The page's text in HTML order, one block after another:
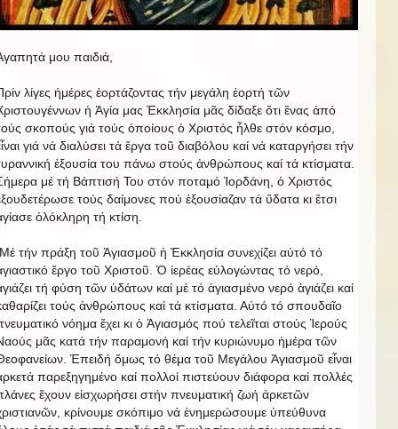
μου παιδιά,
λίγες ἡμέρες ἐορτάζοντας τήν μεγάλη ἑορτή τῶν
ἡ Ἁγία μας Ἐκκλησία μᾶς δίδαξε ὅτι ἕνας ἀπό
σκοπούς γιά τούς ὁποίους ὁ Χριστός ἦλθε στόν κόσμο,
γιά νά διαλύσει τά ἔργα τοῦ διαβόλου καί νά καταργήσει τήν
ἐξουσία του πάνω στούς ἀνθρώπους καί τά κτίσματα.
μέ τή Βάπτισή Του στόν ποταμό Ἰορδάνη, ὁ Χριστός
τούς δαίμονες πού ἐξουσίαζαν τά ὕδατα κι ἔτσι
ὁλόκληρη τή κτίση.
τήν πράξη τοῦ Ἁγιασμοῦ ἡ Ἐκκλησία συνεχίζει αὐτό τό
ἔργο τοῦ Χριστοῦ. Ὁ ἱερέας εὐλογώντας τό νερό,
τή φύση τῶν ὑδάτων καί μέ τό ἁγιασμένο νερό ἁγιάζει καί
τούς ἀνθρώπους καί τά κτίσματα. Αὐτό τό σπουδαῖο
νόημα ἔχει κι ὁ Ἁγιασμός πού τελεῖται στούς Ἱερούς
μᾶς κατά τήν παραμονή καί τήν κυριώνυμο ἡμέρα τῶν
Ἐπειδή ὅμως τό θέμα τοῦ Μεγάλου Ἁγιασμοῦ εἶναι
παρεξηγημένο καί πολλοί πιστεύουν διάφορα καί πολλές
ἔχουν εἰσχωρήσει στήν πνευματική ζωή ἀρκετῶν
κρίνουμε σκόπιμο νά ἐνημερώσουμε ὑπεύθυνα